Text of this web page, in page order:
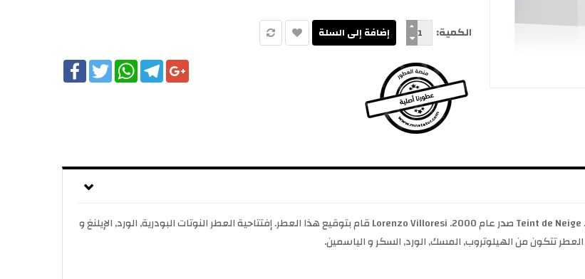
الكمية:
FacebookTwitter
WhatsAppTelegramGoogle+
Teint de Neige Lorenzo Villoresi عطر زهري - خشبي - مسك للجنسين. Teint de Neige صدر عام 2000. Lorenzo Villoresi قام بتوقيع هذا العطر. إفتتاحية العطر النوتات البودرية, الورد, الإيلنغ و
العطر تتكون من الهيلوتروب, المسك, الورد, السكر و الياسمين.